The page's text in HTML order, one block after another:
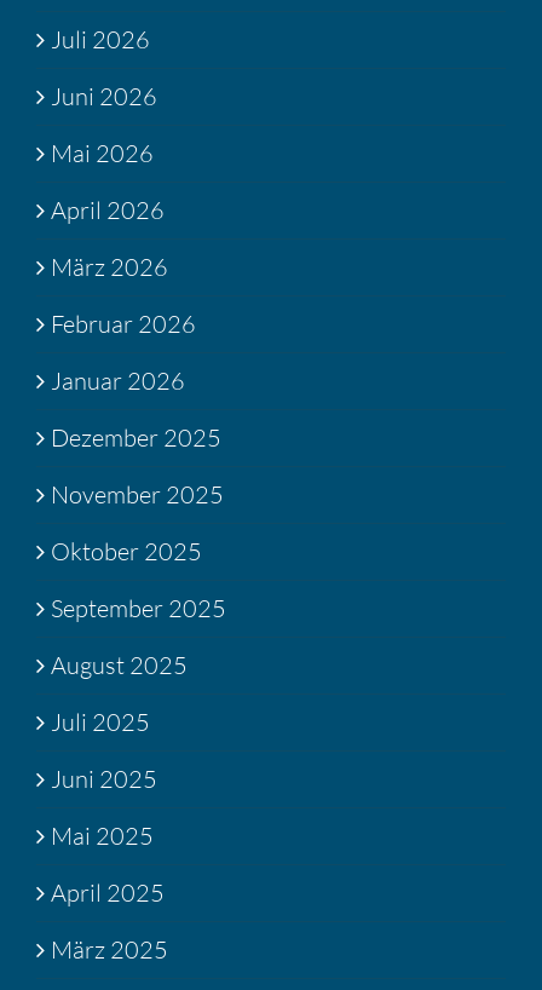
Juli 2026
Juni 2026
Mai 2026
April 2026
März 2026
Februar 2026
Januar 2026
Dezember 2025
November 2025
Oktober 2025
September 2025
August 2025
Juli 2025
Juni 2025
Mai 2025
April 2025
März 2025